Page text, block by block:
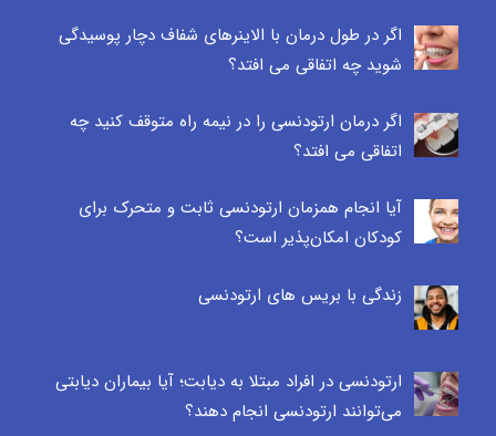
اگر در طول درمان با الاینرهای شفاف دچار پوسیدگی
شوید چه اتفاقی می افتد؟
اگر درمان ارتودنسی را در نیمه راه متوقف کنید چه
اتفاقی می افتد؟
آیا انجام همزمان ارتودنسی ثابت و متحرک برای
کودکان امکان‌پذیر است؟
زندگی با بریس های ارتودنسی
ارتودنسی در افراد مبتلا به دیابت؛ آیا بیماران دیابتی
می‌توانند ارتودنسی انجام دهند؟